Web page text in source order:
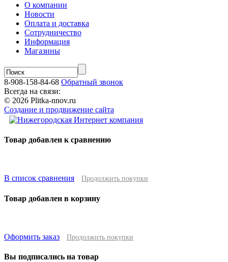
О компании
Новости
Оплата и доставка
Сотрудничество
Информация
Магазины
8-908-158-84-68 Обратный звонок
Всегда на связи:
© 2026 Plitka-nnov.ru
Создание и продвижение сайта
Товар добавлен к сравнению
В список сравнения Продолжить покупки
Товар добавлен в корзину
Оформить заказ Продолжить покупки
Вы подписались на товар